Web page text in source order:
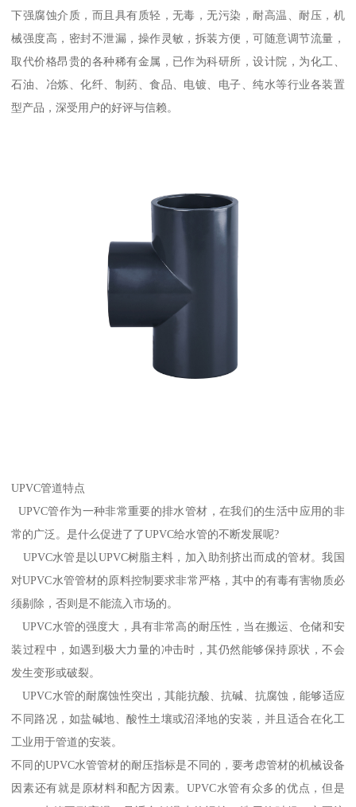
下强腐蚀介质，而且具有质轻，无毒，无污染，耐高温、耐压，机
械强度高，密封不泄漏，操作灵敏，拆装方便，可随意调节流量，
取代价格昂贵的各种稀有金属，已作为科研所，设计院，为化工、
石油、冶炼、化纤、制药、食品、电镀、电子、纯水等行业各装置
型产品，深受用户的好评与信赖。
UPVC管道特点
UPVC管作为一种非常重要的排水管材，在我们的生活中应用的非
常的广泛。是什么促进了了UPVC给水管的不断发展呢?
UPVC水管是以UPVC树脂主料，加入助剂挤出而成的管材。我国
对UPVC水管管材的原料控制要求非常严格，其中的有毒有害物质必
须剔除，否则是不能流入市场的。
UPVC水管的强度大，具有非常高的耐压性，当在搬运、仓储和安
装过程中，如遇到极大力量的冲击时，其仍然能够保持原状，不会
发生变形或破裂。
UPVC水管的耐腐蚀性突出，其能抗酸、抗碱、抗腐蚀，能够适应
不同路况，如盐碱地、酸性土壤或沼泽地的安装，并且适合在化工
工业用于管道的安装。
不同的UPVC水管管材的耐压指标是不同的，要考虑管材的机械设备
因素还有就是原材料和配方因素。UPVC水管有众多的优点，但是